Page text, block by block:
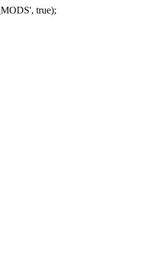
true);